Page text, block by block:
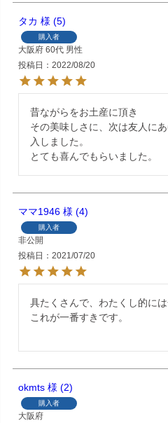
タカ 5
購入者
大阪府 60代 男性
投稿日
2022/08/20
昔ながらをお土産に頂き
その美味しさに、次は友人に
入しました。
とても喜んでもらいました。
ママ1946 4
購入者
非公開
投稿日
2021/07/20
具たくさんで、わたくし的に
これが一番すきです。
okmts 2
購入者
大阪府